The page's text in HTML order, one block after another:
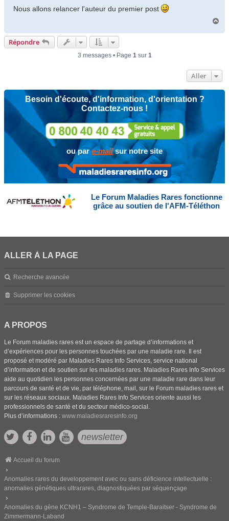
Nous allons relancer l'auteur du premier post
Répondre
3 messages • Page 1sur 1
Aller
Besoin d'écoute, d'information, d'orientation ?
Contactez-nous !
ou pare-mailsur notre site
Le Forum Maladies Rares fonctionne
grâce au soutien de l'AFM-Téléthon
ALLER À LA PAGE
Recherche avancée
Supprimer les cookies
A PROPOS
Le Forum maladies rares est un espace de partage d’informations et
d’expériences pour les personnes touchées par une maladie rare. Il est
proposé et modéré par Maladies Rares Info Services, service national
d’information et de soutien sur les maladies rares. Maladies Rares Info Services
aide au quotidien les personnes concernées par une maladie rare dans leur
parcours de santé et de vie, par téléphone, mail, sur le Forum maladies rares et
sur les réseaux sociaux. Maladies Rares Info Services oriente aussi les
professionnels de santé et du secteur médico-social.
Plus d’informations : www.maladiesraresinfo.org
newsletter
Accueil du forum
Anomalies rares du developpement avec ou sans déficience intellectuelle :
anomalies génétiques ultrarares, diagnostiquées par séquençage
Anomalies du gène KCNH1 – Syndrome de Temple-Baraitser - Syndrome de
Zimmermann-Laband